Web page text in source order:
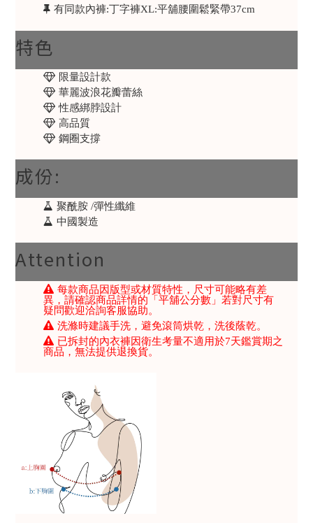
有同款內褲:丁字褲XL:平舖腰圍鬆緊帶37cm
特色
限量設計款
華麗波浪花瓣蕾絲
性感綁脖設計
高品質
鋼圈支撐
成份:
聚酰胺 /彈性纖維
中國製造
Attention
每款商品因版型或材質特性，尺寸可能略有差
異，請確認商品詳情的「平舖公分數」若對尺寸有
疑問歡迎洽詢客服協助。
洗滌時建議手洗，避免滾筒烘乾，洗後蔭乾。
已拆封的內衣褲因衛生考量不適用於7天鑑賞期之
商品，無法提供退換貨。